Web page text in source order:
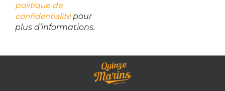
politique de
confidentialitépour
plus d’informations.